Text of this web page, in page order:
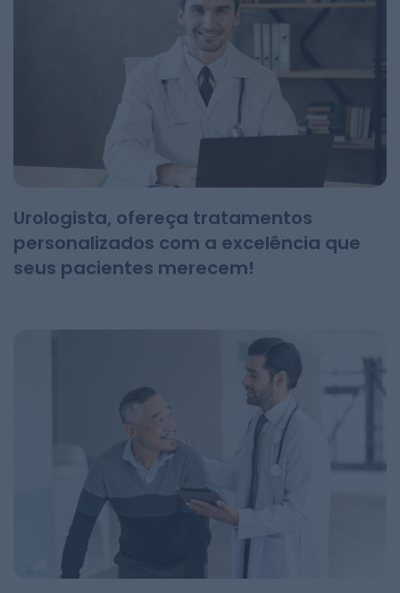
Urologista, ofereça tratamentos
personalizados com a excelência que
seus pacientes merecem!